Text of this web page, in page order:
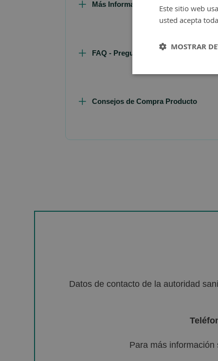
Más Información
FAQ - Preguntas y Respuestas
Consejos de Compra Producto
Datos de contacto de la autoridad
Para más
Este sitio web
usted acepta
MOSTRAR